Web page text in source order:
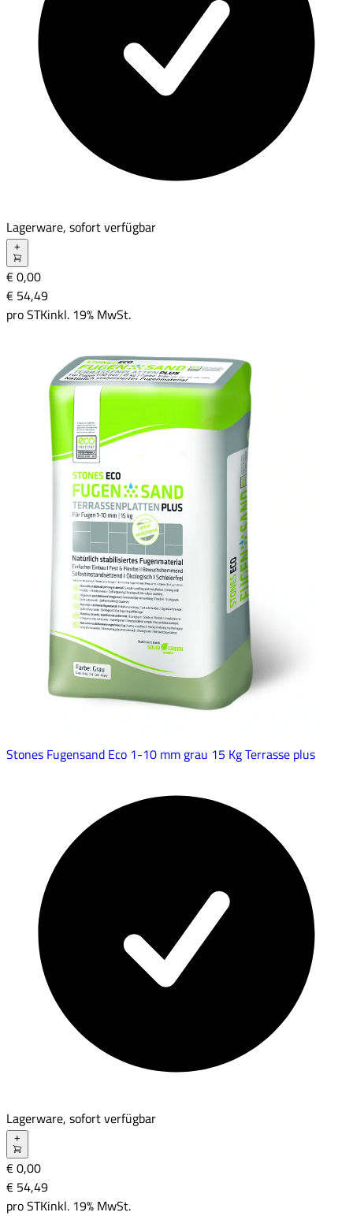
Lagerware, sofort verfügbar
€ 0,00
€ 54,49
proSTKinkl. 19% MwSt.
Stones Fugensand Eco 1-10 mm grau 15 Kg Terrasse plus
Lagerware, sofort verfügbar
€ 0,00
€ 54,49
proSTKinkl. 19% MwSt.